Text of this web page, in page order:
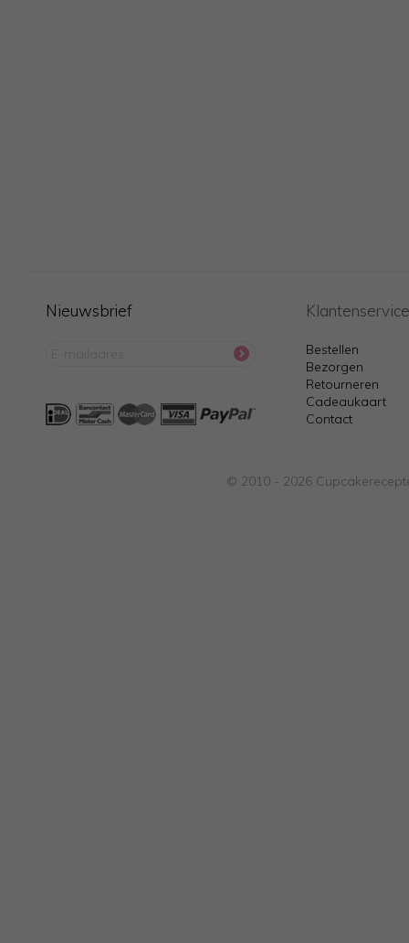
Nieuwsbrief Klantenservice
Bestellen
Bezorgen
Retourneren
Cadeaukaart
Contact
© 2010 - 2026